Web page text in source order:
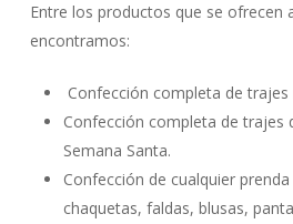
Entre los productos que se ofrecen
encontramos:
Confección completa de trajes
Confección completa de trajes
Semana Santa.
Confección de cualquier
chaquetas, faldas, blusas,